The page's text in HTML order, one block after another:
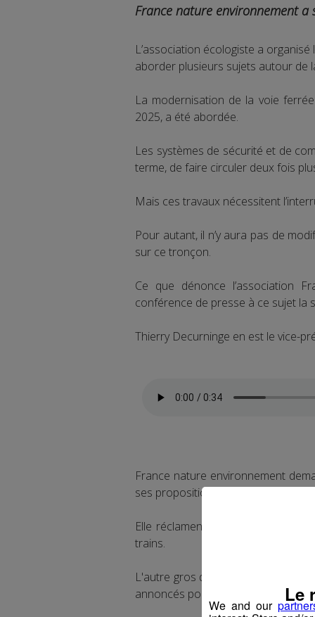
France nature environnement a
L’association écologiste a
aborder plusieurs sujets autour de
La modernisation de la voie
2025, a été abordée.
Les systèmes de sécurité et de
terme, de faire circuler deux fois
Mais ces travaux nécessitent
Pour autant, il n’y aura pas de
sur ce tronçon.
Ce que dénonce l’association
conférence de presse à ce sujet la
Thierry Decurninge en est le vice-
France nature environnement
ses propositions sur ce tronçon
Elle réclament le doublement de
trains.
L'autre gros dossier qui fut abordé
annoncés pour la fin de l'année au
We and our Le